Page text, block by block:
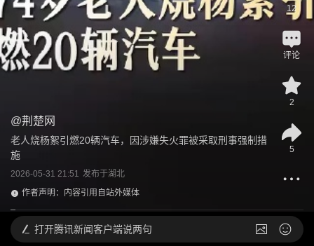
@荆楚网
老人烧杨絮引燃20辆汽车，因涉嫌失火罪被采取刑事强制措
施
2026-05-31 21:51 发布于湖北
作者声明：内容引用自站外媒体
12
评论
2
5
打开腾讯新闻客户端说两句